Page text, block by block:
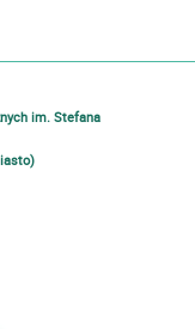
im. Stefana